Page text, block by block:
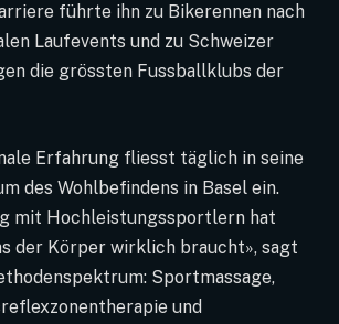
führte ihn zu Bikerennen nach
Laufevents und zu Schweizer
die grössten Fussballklubs der
Erfahrung fliesst täglich in seine
des Wohlbefindens in Basel ein.
mit Hochleistungssportlern hat
der Körper wirklich braucht», sagt
Sportmassage,
und